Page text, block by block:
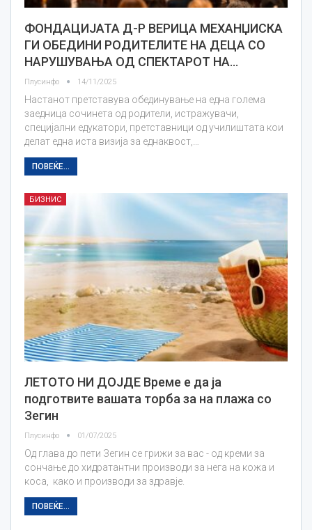
ФОНДАЦИЈАТА Д-Р ВЕРИЦА МЕХАНЏИСКА
ГИ ОБЕДИНИ РОДИТЕЛИТЕ НА ДЕЦА СО
НАРУШУВАЊА ОД СПЕКТАРОТ НА…
Плусинфо 14/11/2025
Настанот претставува обединување на една голема
заедница сочинета од родители, истражувачи,
специјални едукатори, претставници од училиштата кои
делат една иста визија за еднаквост,…
ПОВЕЌЕ...
БИЗНИС
ЛЕТОТО НИ ДОЈДЕ Време е да ја
подготвите вашата торба за на плажа со
Зегин
Плусинфо 01/07/2025
Од глава до пети Зегин се грижи за вас - од креми за
сончање до хидратантни производи за нега на кожа и
коса, како и производи за здравје.
ПОВЕЌЕ...